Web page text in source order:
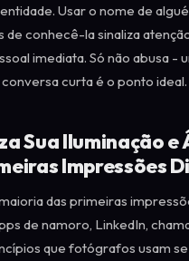
Usar o nome de
de conhecê-la sinaliza
imediata. Só não abusa -
curta é o ponto ideal.
Sua Iluminação e
Impressões
das primeiras
de namoro, LinkedIn,
que fotógrafos usam se